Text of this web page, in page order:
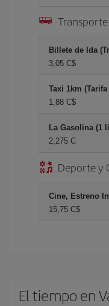
Transporte
Billete de Ida
3,05 C$
Taxi 1km
1,88 C$
La Gasolina (1
2,275 C
Deporte y
Cine, Estreno
15,75 C$
El tiempo en